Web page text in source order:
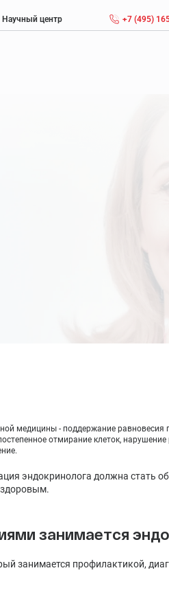
Научный центр +7 (495)
медицины
медицины - поддержание
отмирание клеток,
эндокринолога должна стать
занимается
занимается профилактикой,